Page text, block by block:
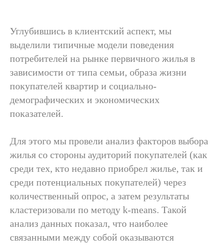
Углубившись в клиентский аспект, мы
выделили типичные модели поведения
потребителей на рынке первичного жилья в
зависимости от типа семьи, образа жизни
покупателей квартир и социально-
демографических и экономических
показателей.
Для этого мы провели анализ факторов выбора
жилья со стороны аудиторий покупателей (как
среди тех, кто недавно приобрел жилье, так и
среди потенциальных покупателей) через
количественный опрос, а затем результаты
кластеризовали по методу k-means. Такой
анализ данных показал, что наиболее
связанными между собой оказываются